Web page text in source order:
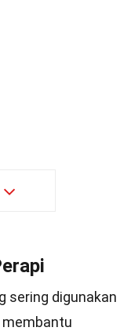
sering digunakan
membantu